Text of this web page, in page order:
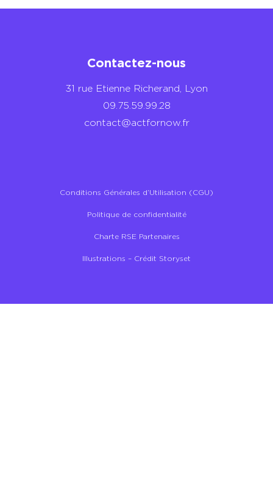
Contactez-nous
31 rue Etienne Richerand, Lyon
09.75.59.99.28
contact@actfornow.fr
Conditions Générales d’Utilisation (CGU)
Politique de confidentialité
Charte RSE Partenaires
Illustrations – Crédit Storyset